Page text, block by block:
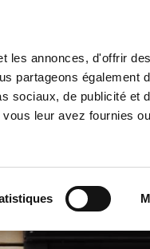
les annonces, d'offrir
partageons également
sociaux, de publicité et
leur avez fournies
Accueil